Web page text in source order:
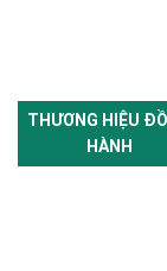
THƯƠNG HIỆU
HÀNH